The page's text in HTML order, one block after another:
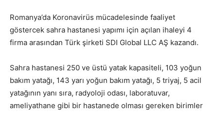
Romanya’da Koronavirüs mücadelesinde faaliyet
göstercek sahra hastanesi yapımı için açılan ihaleyi 4
firma arasından Türk şirketi SDI Global LLC AŞ kazandı.
Sahra hastanesi 250 ve üstü yatak kapasiteli, 103 yoğun
bakım yatağı, 143 yarı yoğun bakım yatağı, 5 triyaj, 5 acil
yatağının yanı sıra, radyoloji odası, laboratuvar,
ameliyathane gibi bir hastanede olması gereken birimler